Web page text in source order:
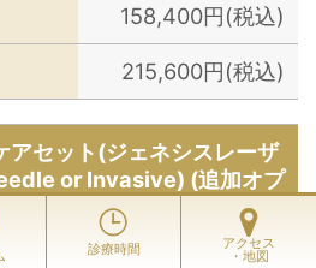
158,400円(税込)
215,600円(税込)
アセット(ジェネシスレーザ
or Invasive) (追加オプ
円分無料)のセットコース
レ 診療時間 アクセス
・地図